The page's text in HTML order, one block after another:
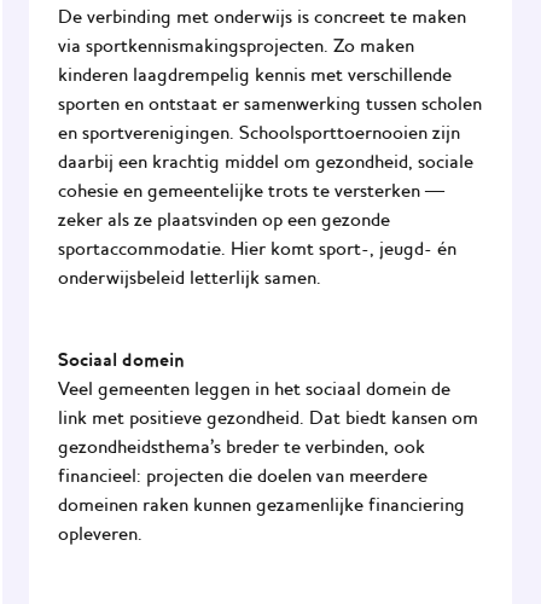
De verbinding met onderwijs is concreet te maken
via sportkennismakingsprojecten. Zo maken
kinderen laagdrempelig kennis met verschillende
sporten en ontstaat er samenwerking tussen scholen
en sportverenigingen. Schoolsporttoernooien zijn
daarbij een krachtig middel om gezondheid, sociale
cohesie en gemeentelijke trots te versterken —
zeker als ze plaatsvinden op een gezonde
sportaccommodatie. Hier komt sport-, jeugd- én
onderwijsbeleid letterlijk samen.
Sociaal domein
Veel gemeenten leggen in het sociaal domein de
link met positieve gezondheid. Dat biedt kansen om
gezondheidsthema’s breder te verbinden, ook
financieel: projecten die doelen van meerdere
domeinen raken kunnen gezamenlijke financiering
opleveren.